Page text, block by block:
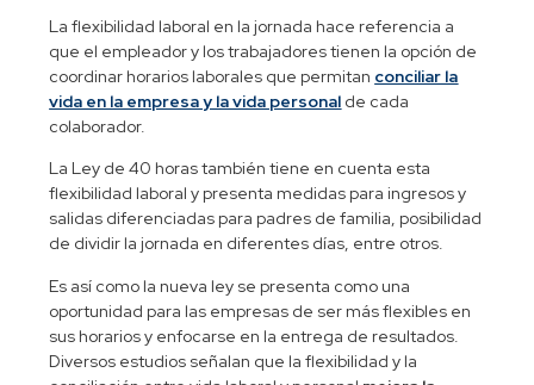
La flexibilidad laboral en la jornada hace referencia a
que el empleador y los trabajadores tienen la opción de
coordinar horarios laborales que permitan conciliar la
vida en la empresa y la vida personal de cada
colaborador.
La Ley de 40 horas también tiene en cuenta esta
flexibilidad laboral y presenta medidas para ingresos y
salidas diferenciadas para padres de familia, posibilidad
de dividir la jornada en diferentes días, entre otros.
Es así como la nueva ley se presenta como una
oportunidad para las empresas de ser más flexibles en
sus horarios y enfocarse en la entrega de resultados.
Diversos estudios señalan que la flexibilidad y la